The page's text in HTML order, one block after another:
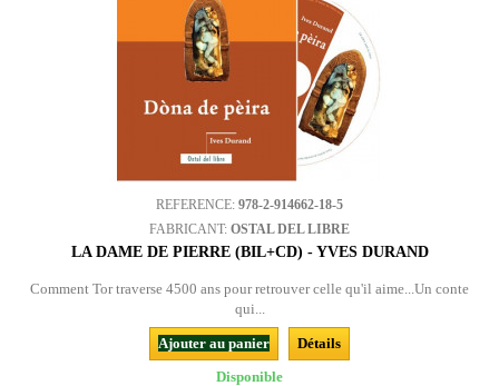
REFERENCE: 978-2-914662-18-5
FABRICANT: OSTAL DEL LIBRE
LA DAME DE PIERRE (BIL+CD) - YVES DURAND
Comment Tor traverse 4500 ans pour retrouver celle qu'il aime...Un conte
qui...
Ajouter au panier
Détails
Disponible